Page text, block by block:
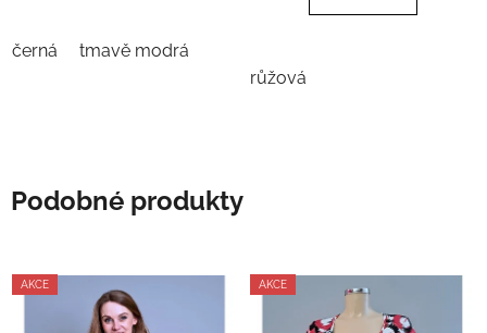
černá tmavě modrá
růžová
Podobné produkty
AKCE AKCE